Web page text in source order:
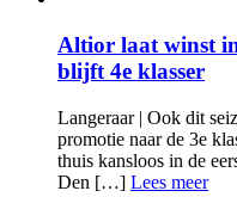
Altior laat winst
blijft 4e klasser
Langeraar | Ook dit
promotie naar de 3e
thuis kansloos in de
Den […] Lees meer